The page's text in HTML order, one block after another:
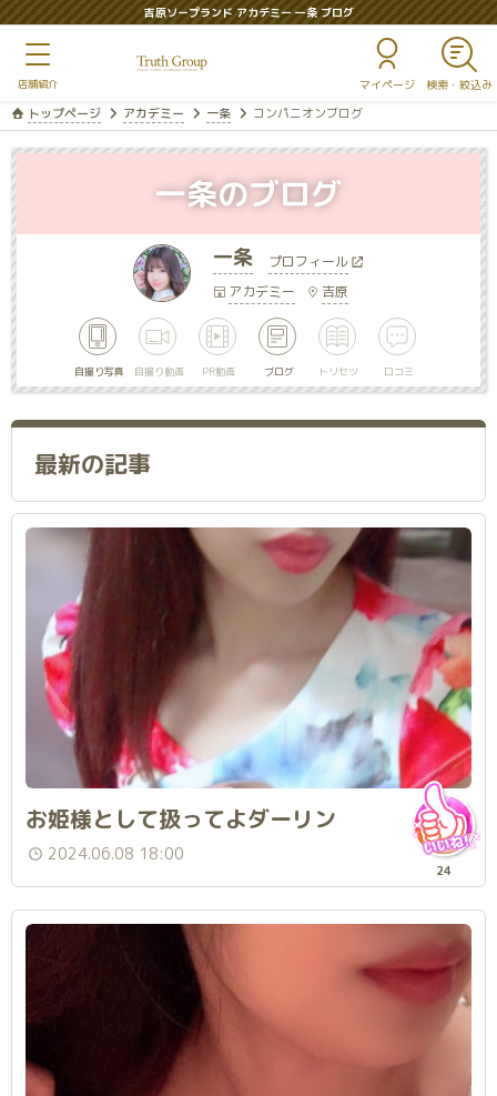
吉原ソープランド アカデミー 一条 ブログ
マイページ
トップページ アカデミー 一条 コンパニオンブログ
一条
プロフィール
アカデミー
吉原
自撮り写真 自撮り動画 PR動画 ブログ トリセツ 口コミ
一条のブログ
最新の記事
お姫様として扱ってよダーリン
2024.06.08 18:00
24